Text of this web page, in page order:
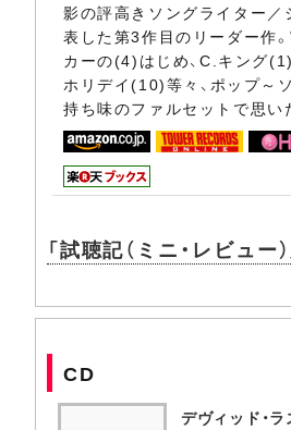
影の評高きソングライター
表した第3作目のリーダー作
カーの(4)はじめ、C.キング
ホリデイ(10)等々、ポップ～
持ち味のファルセットで思い
「試聴記（ミニ・レビュー
CD
デヴィッド・